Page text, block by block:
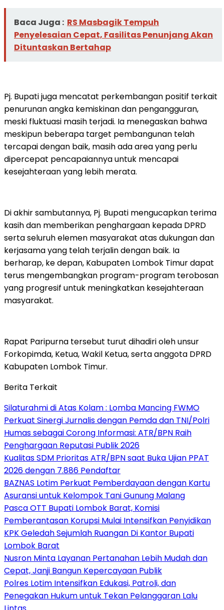
Baca Juga : RS Masbagik Tempuh
Penyelesaian Cepat, Fasilitas Penunjang Akan
Dituntaskan Bertahap
Pj. Bupati juga mencatat perkembangan positif terkait
penurunan angka kemiskinan dan pengangguran,
meski fluktuasi masih terjadi. Ia menegaskan bahwa
meskipun beberapa target pembangunan telah
tercapai dengan baik, masih ada area yang perlu
dipercepat pencapaiannya untuk mencapai
kesejahteraan yang lebih merata.
Di akhir sambutannya, Pj. Bupati mengucapkan terima
kasih dan memberikan penghargaan kepada DPRD
serta seluruh elemen masyarakat atas dukungan dan
kerjasama yang telah terjalin dengan baik. Ia
berharap, ke depan, Kabupaten Lombok Timur dapat
terus mengembangkan program-program terobosan
yang progresif untuk meningkatkan kesejahteraan
masyarakat.
Rapat Paripurna tersebut turut dihadiri oleh unsur
Forkopimda, Ketua, Wakil Ketua, serta anggota DPRD
Kabupaten Lombok Timur.
Berita Terkait
Silaturahmi di Atas Kolam : Lomba Mancing FWMO
Perkuat Sinergi Jurnalis dengan Pemda dan TNI/Polri
Humas sebagai Corong Informasi: ATR/BPN Raih
Penghargaan Reputasi Publik 2026
Kualitas SDM Prioritas ATR/BPN saat Buka Ujian PPAT
2026 dengan 7.886 Pendaftar
BAZNAS Lotim Perkuat Pemberdayaan dengan Kartu
Asuransi untuk Kelompok Tani Gunung Malang
Pasca OTT Bupati Lombok Barat, Komisi
Pemberantasan Korupsi Mulai Intensifkan Penyidikan
KPK Geledah Sejumlah Ruangan Di Kantor Bupati
Lombok Barat
Nusron Minta Layanan Pertanahan Lebih Mudah dan
Cepat, Janji Bangun Kepercayaan Publik
Polres Lotim Intensifkan Edukasi, Patroli, dan
Penegakan Hukum untuk Tekan Pelanggaran Lalu